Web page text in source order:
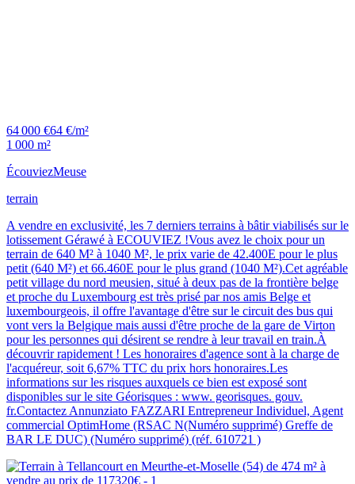
64 000 €64 €/m²
1 000 m²
ÉcouviezMeuse
terrain
A vendre en exclusivité, les 7 derniers terrains à bâtir viabilisés sur le
lotissement Gérawé à ECOUVIEZ !Vous avez le choix pour un
terrain de 640 M² à 1040 M², le prix varie de 42.400E pour le plus
petit (640 M²) et 66.460E pour le plus grand (1040 M²).Cet agréable
petit village du nord meusien, situé à deux pas de la frontière belge
et proche du Luxembourg est très prisé par nos amis Belge et
luxembourgeois, il offre l'avantage d'être sur le circuit des bus qui
vont vers la Belgique mais aussi d'être proche de la gare de Virton
pour les personnes qui désirent se rendre à leur travail en train.À
découvrir rapidement ! Les honoraires d'agence sont à la charge de
l'acquéreur, soit 6,67% TTC du prix hors honoraires.Les
informations sur les risques auxquels ce bien est exposé sont
disponibles sur le site Géorisques : www. georisques. gouv.
fr.Contactez Annunziato FAZZARI Entrepreneur Individuel, Agent
commercial OptimHome (RSAC N(Numéro supprimé) Greffe de
BAR LE DUC) (Numéro supprimé) (réf. 610721 )